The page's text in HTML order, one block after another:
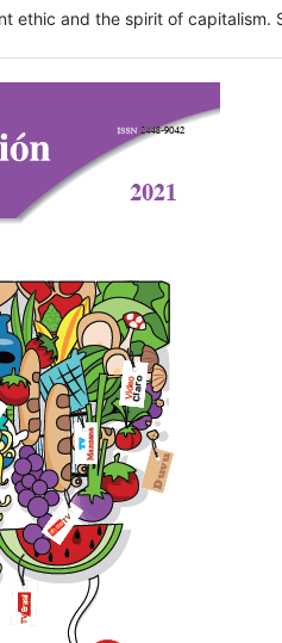
ethic and the spirit of capitalism.